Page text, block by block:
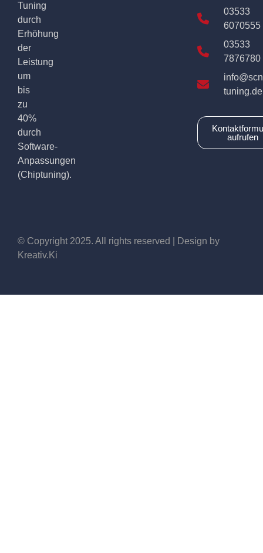
Tuning
durch
Erhöhung
der
Leistung
um
bis
zu
40%
durch
Software-
Anpassungen
(Chiptuning).
03533
6070555
03533
7876780
tuning.de
aufrufen
© Copyright 2025. All rights reserved | Design by
Kreativ.Ki